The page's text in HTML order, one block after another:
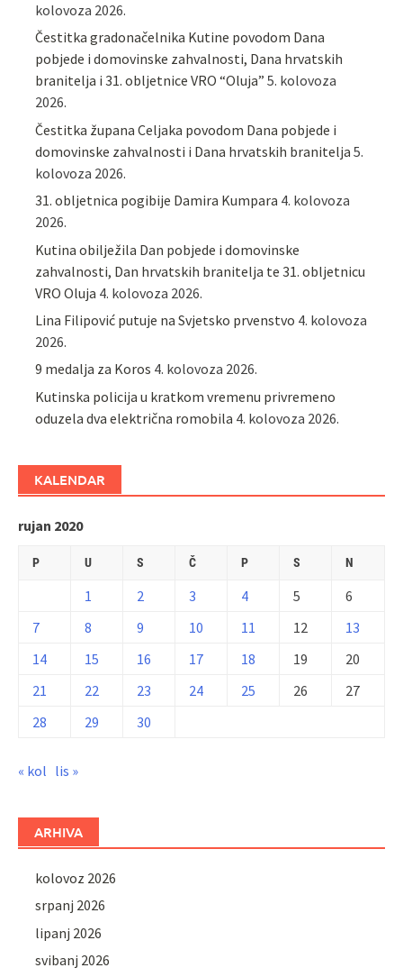
kolovoza 2026.
Čestitka gradonačelnika Kutine povodom Dana
pobjede i domovinske zahvalnosti, Dana hrvatskih
branitelja i 31. obljetnice VRO “Oluja” 5. kolovoza
2026.
Čestitka župana Celjaka povodom Dana pobjede i
domovinske zahvalnosti i Dana hrvatskih branitelja 5.
kolovoza 2026.
31. obljetnica pogibije Damira Kumpara 4. kolovoza
2026.
Kutina obilježila Dan pobjede i domovinske
zahvalnosti, Dan hrvatskih branitelja te 31. obljetnicu
VRO Oluja 4. kolovoza 2026.
Lina Filipović putuje na Svjetsko prvenstvo 4. kolovoza
2026.
9 medalja za Koros 4. kolovoza 2026.
Kutinska policija u kratkom vremenu privremeno
oduzela dva električna romobila 4. kolovoza 2026.
KALENDAR
rujan 2020
P U S Č P S N
1 2 3 4 5
6
7
8 9 10 11 12
13
14
15 16 17 18 19
20
21
22 23 24 25 26
27
28
29 30
« kol lis »
ARHIVA
kolovoz 2026
srpanj 2026
lipanj 2026
svibanj 2026